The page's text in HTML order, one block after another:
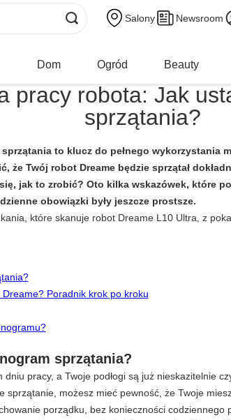
Salony Newsroom
Dom Ogród Beauty
pracy robota: Jak
sprzątania?
to klucz do pełnego wykorzystania
że Twój robot Dreame będzie sprzątał
jak to zrobić? Oto kilka wskazówek, które
obowiązki były jeszcze prostsze.
Poradnik krok po kroku
sprzątania?
pracy, a Twoje podłogi są już nieskazitelnie
możesz mieć pewność, że Twoje
porządku, bez konieczności codziennego